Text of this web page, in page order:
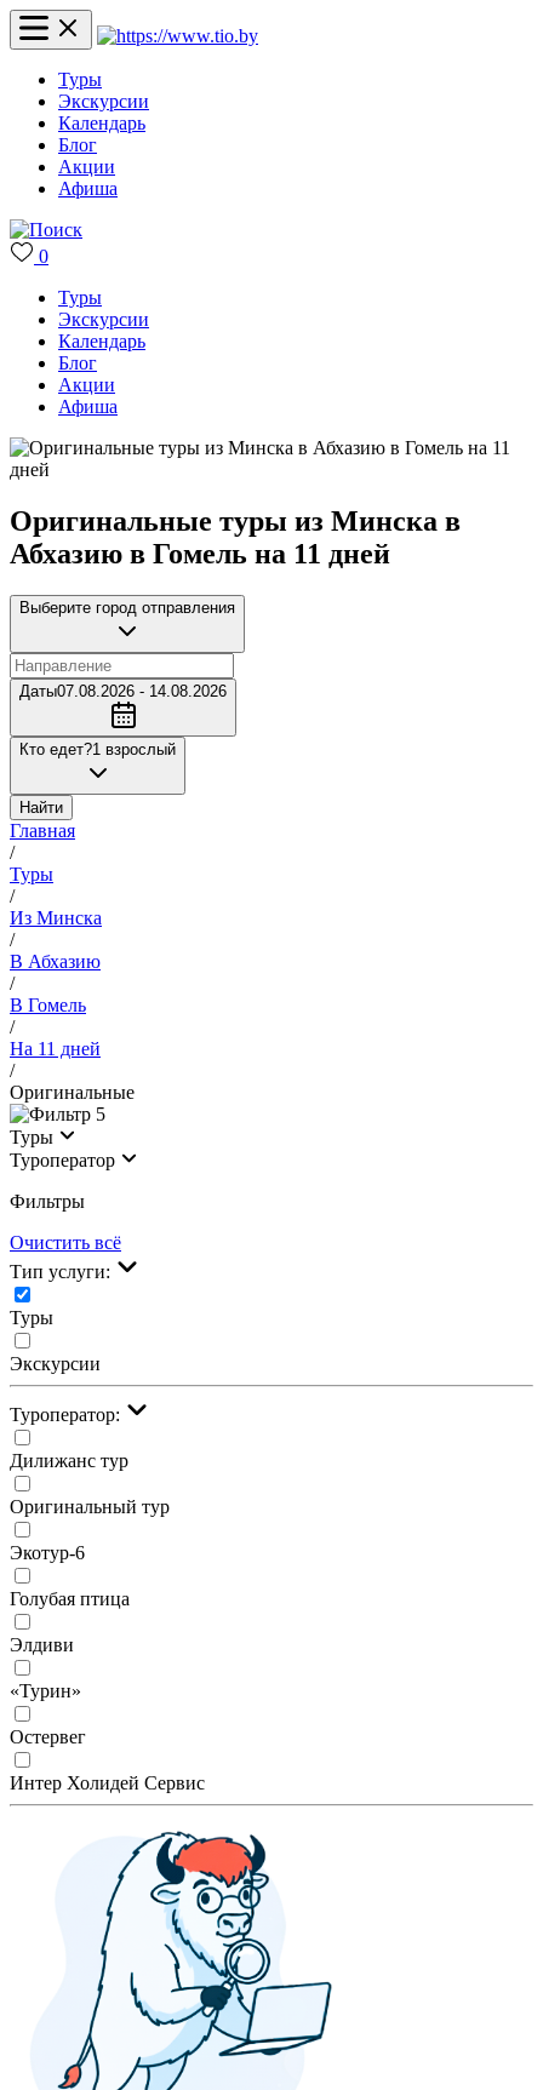
Туры
Экскурсии
Календарь
Блог
Акции
Афиша
0
Туры
Экскурсии
Календарь
Блог
Акции
Афиша
Оригинальные туры из Минска в
Абхазию в Гомель на 11 дней
Выберите город отправления
Даты07.08.2026 - 14.08.2026
Кто едет?1 взрослый
Найти
Главная
/
Туры
/
Из Минска
/
В Абхазию
/
В Гомель
/
На 11 дней
/
Оригинальные
5
Туры
Туроператор
Фильтры
Очистить всё
Тип услуги:
Туры
Экскурсии
Туроператор:
Дилижанс тур
Оригинальный тур
Экотур-6
Голубая птица
Элдиви
«Турин»
Остервег
Интер Холидей Сервис